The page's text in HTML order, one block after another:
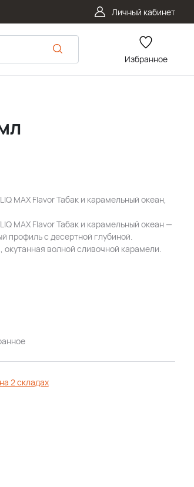
Личный кабинет
Избранное
MAX Flavor Табак и карамельный океан,
MAX Flavor Табак и карамельный океан —
профиль с десертной глубиной.
окутанная волной сливочной карамели.
2 складах